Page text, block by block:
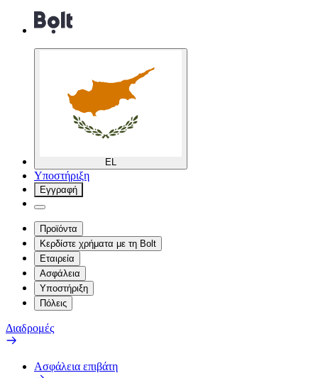
EL
Υποστήριξη
Εγγραφή
Προϊόντα
Κερδίστε χρήματα με τη Bolt
Εταιρεία
Ασφάλεια
Υποστήριξη
Πόλεις
Διαδρομές
Ασφάλεια επιβάτη